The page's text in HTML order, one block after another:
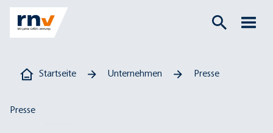
Startseite Unternehmen Presse
Presse